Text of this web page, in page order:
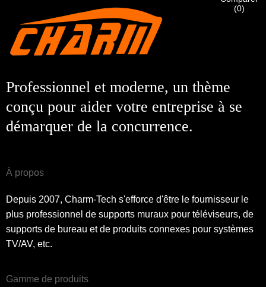
Professionnel et moderne, un thème
conçu pour aider votre entreprise à se
démarquer de la concurrence.
À propos
Depuis 2007, Charm-Tech s'efforce d'être le fournisseur le
plus professionnel de supports muraux pour téléviseurs, de
supports de bureau et de produits connexes pour systèmes
TV/AV, etc.
Gamme de produits
Retour
(0)